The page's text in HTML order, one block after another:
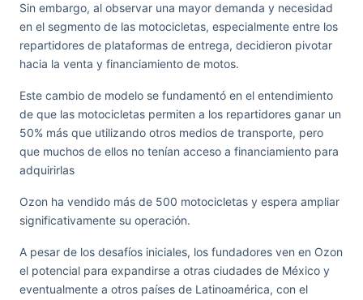
Sin embargo, al observar una mayor demanda y necesidad
en el segmento de las motocicletas, especialmente entre los
repartidores de plataformas de entrega, decidieron pivotar
hacia la venta y financiamiento de motos.
Este cambio de modelo se fundamentó en el entendimiento
de que las motocicletas permiten a los repartidores ganar un
50% más que utilizando otros medios de transporte, pero
que muchos de ellos no tenían acceso a financiamiento para
adquirirlas
Ozon ha vendido más de 500 motocicletas y espera ampliar
significativamente su operación.
A pesar de los desafíos iniciales, los fundadores ven en Ozon
el potencial para expandirse a otras ciudades de México y
eventualmente a otros países de Latinoamérica, con el